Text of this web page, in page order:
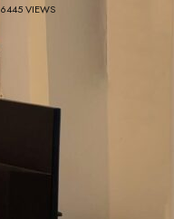
6445 VIEWS